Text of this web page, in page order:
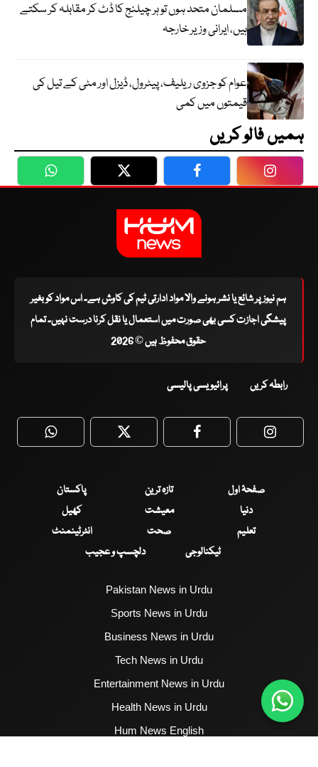
مسلمان متحد ہوں تو ہر چیلنج کا ڈٹ کر مقابلہ کر سکتے
ہیں، ایرانی وزیر خارجہ
عوام کو جزوی ریلیف، پیٹرول، ڈیزل اور مٹی کے تیل کی
قیمتوں میں کمی
ہمیں فالو کریں
WhatsApp Twitter Facebook
ہم نیوز پر شائع یا نشر ہونے والا مواد ادارتی ٹیم کی کاوش ہے۔ اس مواد کو بغیر
پیشگی اجازت کسی بھی صورت میں استعمال یا نقل کرنا درست نہیں۔ تمام
حقوق محفوظ ہیں © 2026
رابطہ کریں پرائیویسی پالیسی
WhatsApp Twitter Facebook
صفحۂ اول تازہ ترین
پاکستان
دنیا
معیشت
کھیل
تعلیم
صحت
انٹرٹینمنٹ
ٹیکنالوجی
دلچسپ و عجیب
Pakistan News in Urdu
Sports News in Urdu
Business News in Urdu
Tech News in Urdu
Entertainment News in Urdu
Health News in Urdu
Hum News English